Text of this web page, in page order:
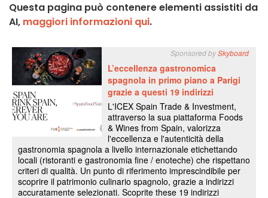
Questa pagina può contenere elementi assistiti da
AI, maggiori informazioni qui.